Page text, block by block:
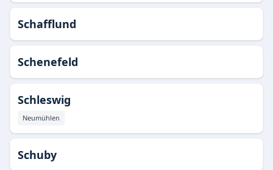
Schafflund
Schenefeld
Schleswig
Neumühlen
Schuby